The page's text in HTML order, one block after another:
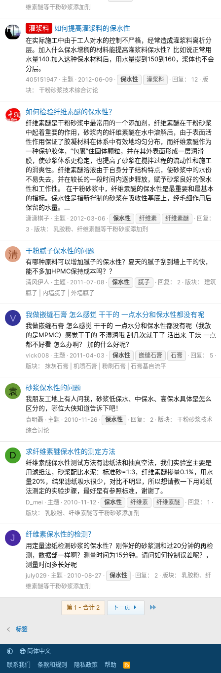
维素醚等干粉砂浆添加剂
灌浆料 如何提高灌浆料的保水性
在实际施工中由于工人对水的控制不严格，经常造成灌浆料离析分
层。加入什么保水增稠的材料能提高灌浆料保水性？比如说正常用
水量140.加入这种保水材料后，用水量提到150到160，浆体也不会
分层。
405151947 主题 2012-06-09 保水性 灌浆料 回复： 12
版
块： 干粉砂浆技术综合讨论
如何检验纤维素醚的保水性？
纤维素醚是干粉砂浆中最常用的一个添加剂，纤维素醚在干粉砂浆
中起着重要的作用，砂浆内的纤维素醚在水中溶解后，由于表面活
性作用保证了胶凝材料在体系中有效地均匀分布，而纤维素醚作为
一种保护胶体，“包裹”住固体颗粒，并在其外表面形成一层润滑
膜，使砂浆体系更稳定，也提高了砂浆在搅拌过程的流动性和施工
的滑爽性。纤维素醚溶液由于自身分子结构特点，使砂浆中的水份
不易失去，并在较长的一段时间内逐步释放，赋予砂浆良好的保水
性和工作性。 在干粉砂浆中，纤维素醚的保水性是最重要和最基本
的指标。保水性是指新拌制的砂浆在吸收性基底上，经毛细作用后
保留的水量。...
潇潇棋子 主题 2012-03-06 保水性 纤维素 纤维素醚
回复：
3
版块： 乳胶粉、纤维素醚等干粉砂浆添加剂
清 干粉腻子保水性的问题
有哪种原料可以增加腻子的保水性？夏天的腻子刮到墙上干的快，
能不多加HPMC保持成本吗？？
清风伊人 主题 2011-07-08 保水性 腻子 回复： 2 版块： 建筑
腻子 | 内墙腻子 | 外墙腻子
V 我做嵌缝石膏 怎么感觉 干干的 一点水分和保水性都没有呢
我做嵌缝石膏 怎么感觉 干干的 一点水分和保水性都没有呢（我放
的是MPMC）感觉干干的 不湿润哦 刮几次就干了 活出来 干燥 一点
都不好看 怎么办啊？ 加的什么好呢？
vick008 主题 2011-04-03 保水性 嵌缝石膏 石膏
回复： 5
版块： 抹灰石膏 | 机喷石膏 | 粉刷石膏 | 石膏基自流平
袁 砂浆保水性的问题
我朋友工地上有人问我，砂浆低保水、中保水、高保水具体是怎么
区分的，哪位大侠知道告诉下吧！
袁明磊 主题 2010-11-26 保水性 回复： 2 版块： 干粉砂浆技术
综合讨论
D 求纤维素醚保水性的测定方法
纤维素醚保水性测试方法有滤纸法和抽真空法，我们实验室主要是
用滤纸法，砂浆配比水泥：标准砂=1:3，纤维素醚掺量0.1%，用水
量20%，结果滤纸吸水很少，对比不明显，所以想请教一下用滤纸
法测定的实验步骤，最好是有参照标准，谢谢了。
D_mei 主题 2010-11-12 保水性 纤维素 纤维素醚
回复： 1
版块： 乳胶粉、纤维素醚等干粉砂浆添加剂
J 纤维素保水性的检测？
用定量滤纸检测砂浆的保水性？刚伴好的砂浆测和过20分钟的再检
测，数据部一样啊？测量时间为15分钟。请问如何控制误差呢？，
测量时间多长好呢
july029 主题 2010-08-27 保水性 回复： 2 版块： 乳胶粉、纤
维素醚等干粉砂浆添加剂
第 1 - 合计 2 下一页
标签
简体中文
联系我们
条款和规则 隐私政策 帮助
R